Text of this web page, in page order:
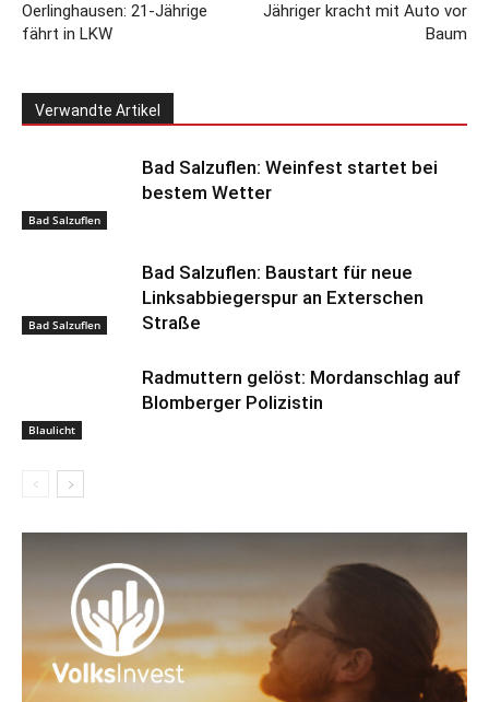
Oerlinghausen: 21-Jährige
fährt in LKW
Jähriger kracht mit Auto vor
Baum
Verwandte Artikel
Bad Salzuflen
Bad Salzuflen: Weinfest startet bei
bestem Wetter
Bad Salzuflen
Bad Salzuflen: Baustart für neue
Linksabbiegerspur an Exterschen
Straße
Blaulicht
Radmuttern gelöst: Mordanschlag auf
Blomberger Polizistin